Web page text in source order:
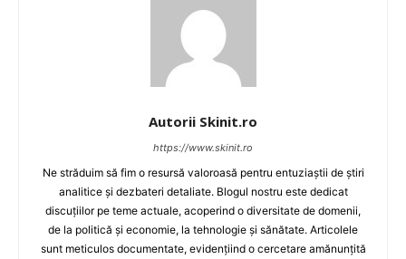
Autorii Skinit.ro
https://www.skinit.ro
Ne străduim să fim o resursă valoroasă pentru entuziaștii de știri
analitice și dezbateri detaliate. Blogul nostru este dedicat
discuțiilor pe teme actuale, acoperind o diversitate de domenii,
de la politică și economie, la tehnologie și sănătate. Articolele
sunt meticulos documentate, evidențiind o cercetare amănunțită